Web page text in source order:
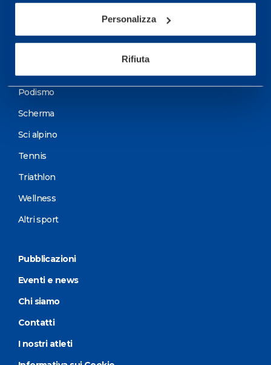
Personalizza
Rifiuta
Podismo
Scherma
Sci alpino
Tennis
Triathlon
Wellness
Altri sport
Pubblicazioni
Eventi e news
Chi siamo
Contatti
I nostri atleti